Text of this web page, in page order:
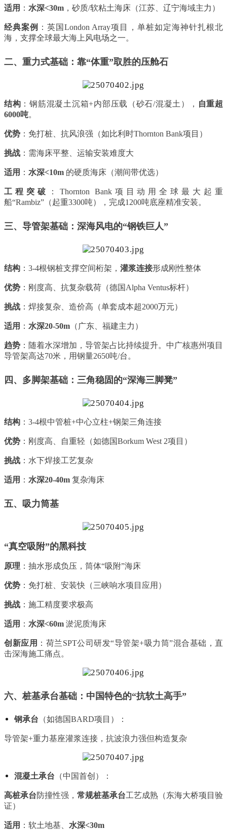
适用 ： 水深<30m ，砂质/软粘土海床（江苏、辽宁海域主力）
经典案例
：英国London Array项目，单桩如定海神针扎根北
海，支撑全球最大海上风电场之一。
二、重力式基础：靠“体重”取胜的压舱石
结构 ：钢筋混凝土沉箱+内部压载（砂石/混凝土）， 自重超
6000吨。
优势 ：免打桩、抗风浪强（如比利时Thornton Bank项目）
挑战 ：需海床平整、运输安装难度大
适用 ： 水深<10m 的硬质海床（潮间带优选）
工程突破
：Thornton Bank项目动用全球最大起重
船“Rambiz”（起重3300吨），完成1200吨底座精准安装。
三、导管架基础：深海风电的“钢铁巨人”
结构 ：3-4根钢桩支撑空间桁架， 灌浆连接形成刚性整体
优势 ：刚度高、抗复杂载荷（德国Alpha Ventus标杆）
挑战 ：焊接复杂、造价高（单套成本超2000万元）
适用 ： 水深20-50m （广东、福建主力）
趋势 ：随着水深增加，导管架占比持续提升。中广核惠州项目
导管架高达70米，用钢量2650吨/台。
四、多脚架基础：三角稳固的“深海三脚凳”
结构 ：3-4根中管桩+中心立柱+钢架三角连接
优势 ：刚度高、自重轻（如德国Borkum West 2项目）
挑战 ：水下焊接工艺复杂
适用 ： 水深20-40m 复杂海床
五、吸力筒基
“真空吸附”的黑科技
原理 ：抽水形成负压，筒体“吸附”海床
优势 ：免打桩、安装快（三峡响水项目应用）
挑战 ：施工精度要求极高
适用 ： 水深<60m 淤泥质海床
创新应用 ：荷兰SPT公司研发“导管架+吸力筒”混合基础，直
击深海施工痛点。
六、桩基承台基础：中国特色的“抗软土高手”
钢承台 （如德国BARD项目）：
导管架+重力基座灌浆连接，抗波浪力强但构造复杂
混凝土承台 （中国首创）：
高桩承台防撞性强， 常规桩基承台工艺成熟（东海大桥项目验
证）
适用 ：软土地基、 水深<30m